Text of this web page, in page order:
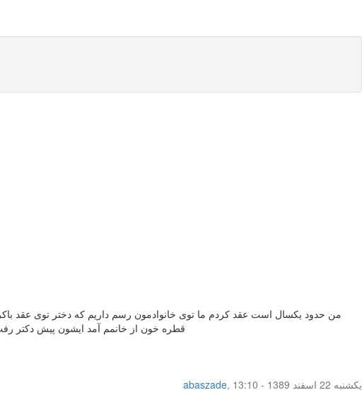
من حدود یکسال است عقد کردم ما توی خانوادمون رسم داریم که دختر توی عقد
قطره خون از خانمم آمد ایشون پیش دکتر
abaszade,
یکشنبه 22 اسفند 1389 - 13:10